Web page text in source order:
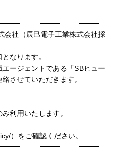
会社（辰巳電子工業株式会社採
なります。
ージェントである「SBヒュー
させていただきます。
利用いたします。
）をご確認ください。